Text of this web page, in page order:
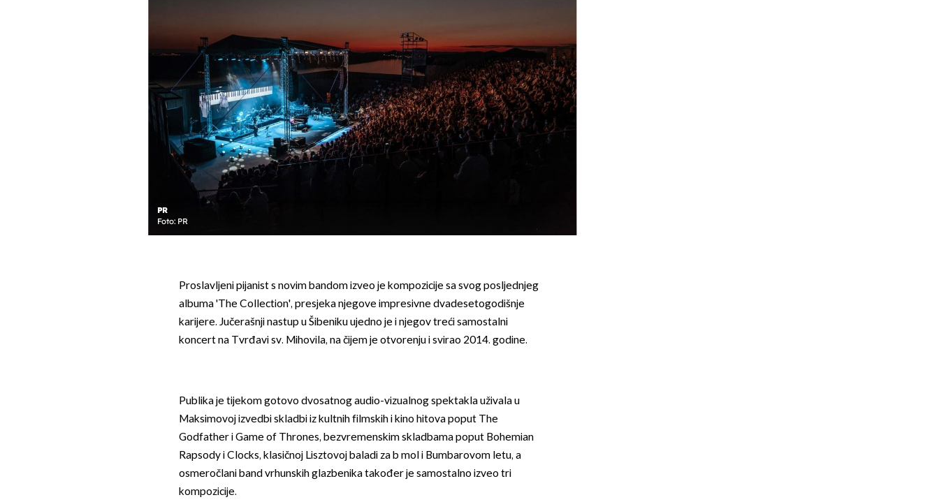
PR
Foto: PR
Proslavljeni pijanist s novim bandom izveo je kompozicije sa svog posljednjeg
albuma 'The Collection', presjeka njegove impresivne dvadesetogodišnje
karijere. Jučerašnji nastup u Šibeniku ujedno je i njegov treći samostalni
koncert na Tvrđavi sv. Mihovila, na čijem je otvorenju i svirao 2014. godine.
Publika je tijekom gotovo dvosatnog audio-vizualnog spektakla uživala u
Maksimovoj izvedbi skladbi iz kultnih filmskih i kino hitova poput The
Godfather i Game of Thrones, bezvremenskim skladbama poput Bohemian
Rapsody i Clocks, klasičnoj Lisztovoj baladi za b mol i Bumbarovom letu, a
osmeročlani band vrhunskih glazbenika također je samostalno izveo tri
kompozicije.
OMOGUĆI OBAVIJESTI